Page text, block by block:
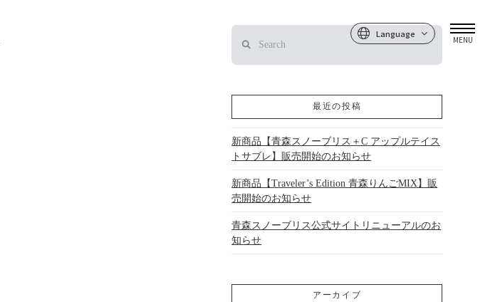
Language
MENU
最近の投稿
新商品【青森スノーブリス＋C アップルテイス
トサブレ】販売開始のお知らせ
新商品【Traveler’s Edition 青森りんごMIX】販
売開始のお知らせ
青森スノーブリス公式サイトリニューアルのお
知らせ
アーカイブ